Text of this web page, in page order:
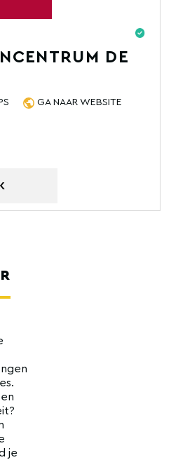
DE
GA NAAR WEBSITE
je